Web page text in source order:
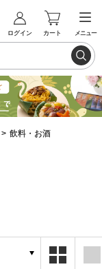
ログイン カート メニュー
飲料・お酒